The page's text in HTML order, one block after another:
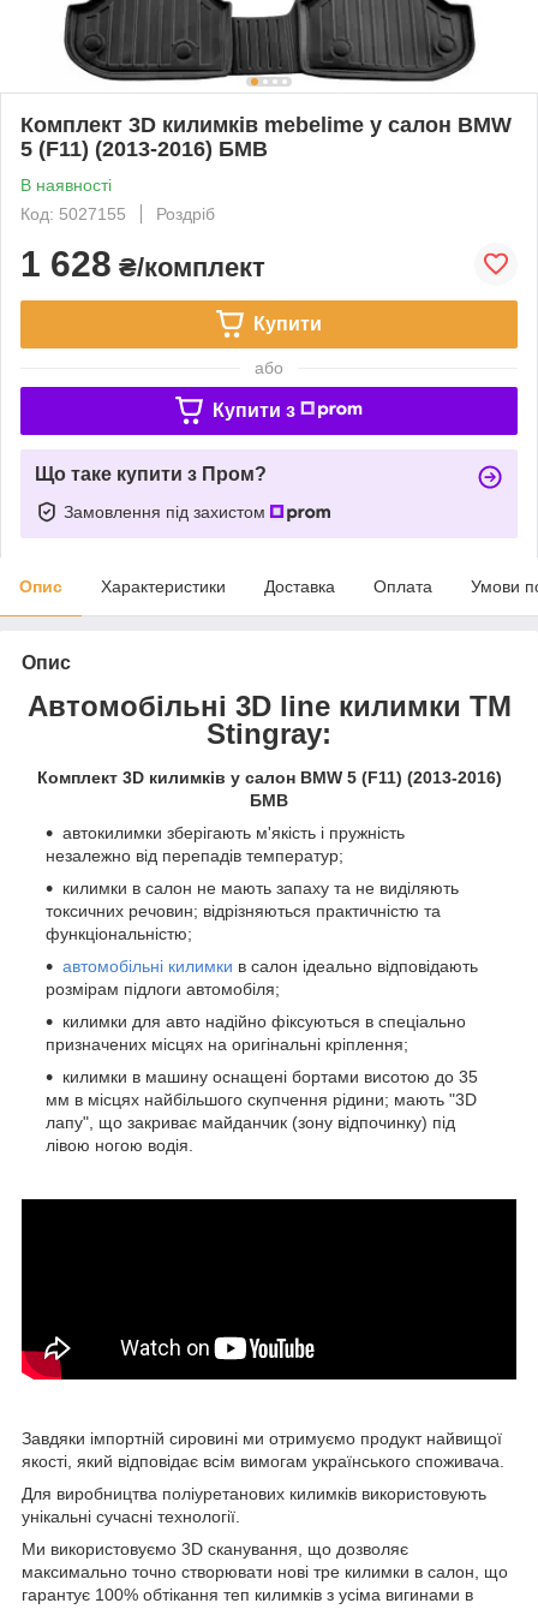
Комплект 3D килимків mebelime у салон BMW
5 (F11) (2013-2016) БМВ
В наявності
Код: 5027155
Роздріб
1 628 ₴/комплект
Купити
або
Купити з
Що таке купити з Пром?
Замовлення під захистом
Опис Характеристики Доставка Оплата Умови
Опис
Автомобільні 3D line килимки ТМ
Stingray:
Комплект 3D килимків у салон BMW 5 (F11) (2013-2016)
БМВ
автокилимки зберігають м'якість і пружність
незалежно від перепадів температур;
килимки в салон не мають запаху та не виділяють
токсичних речовин; відрізняються практичністю та
функціональністю;
автомобільні килимки в салон ідеально відповідають
розмірам підлоги автомобіля;
килимки для авто надійно фіксуються в спеціально
призначених місцях на оригінальні кріплення;
килимки в машину оснащені бортами висотою до 35
мм в місцях найбільшого скупчення рідини; мають "3D
лапу", що закриває майданчик (зону відпочинку) під
лівою ногою водія.
Завдяки імпортній сировині ми отримуємо продукт найвищої
якості, який відповідає всім вимогам українського споживача.
Для виробництва поліуретанових килимків використовують
унікальні сучасні технології.
Ми використовуємо 3D сканування, що дозволяє
максимально точно створювати нові тре килимки в салон, що
гарантує 100% обтікання теп килимків з усіма вигинами в